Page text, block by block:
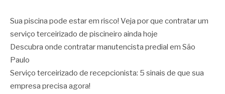
Sua piscina pode estar em risco! Veja por que contratar um
serviço terceirizado de piscineiro ainda hoje
Descubra onde contratar manutencista predial em São
Paulo
Serviço terceirizado de recepcionista: 5 sinais de que sua
empresa precisa agora!